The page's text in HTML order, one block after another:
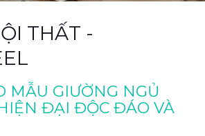
THẤT -
MẪU GIƯỜNG NGỦ
ĐẠI ĐỘC ĐÁO VÀ